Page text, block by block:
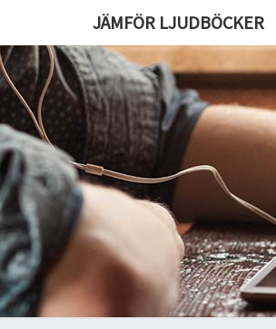
JÄMFÖR LJUDBÖCKER